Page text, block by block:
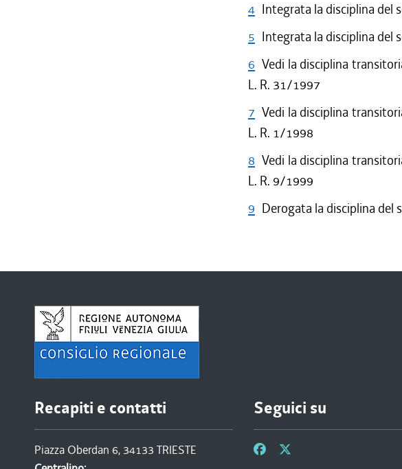
4 Integrata la disciplina del
5 Integrata la disciplina del
6 Vedi la disciplina
L. R. 31/1997
7 Vedi la disciplina
L. R. 1/1998
8 Vedi la disciplina
L. R. 9/1999
9 Derogata la disciplina del
Recapiti e contatti
Piazza Oberdan 6, 34133 TRIESTE
Seguici su